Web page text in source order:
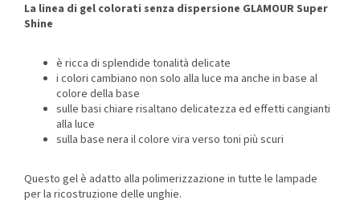
La linea di gel colorati senza dispersione GLAMOUR Super
Shine
è ricca di splendide tonalità delicate
i colori cambiano non solo alla luce ma anche in base al
colore della base
sulle basi chiare risaltano delicatezza ed effetti cangianti
alla luce
sulla base nera il colore vira verso toni più scuri
Questo gel è adatto alla polimerizzazione in tutte le lampade
per la ricostruzione delle unghie.